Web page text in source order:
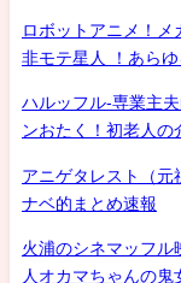
ロボットアニメ！メ
非モテ星人 ！あら
ハルッフル-専業主
ンおたく！初老人の
アニゲタレスト（
ナベ的まとめ速報
火浦のシネマッフル
人オカマちゃんの